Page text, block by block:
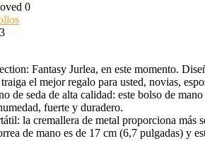
0
Fantasy Jurlea, en este momento.
el mejor regalo para usted, novias,
de seda de alta calidad: este bolso de
fuerte y duradero.
la cremallera de metal proporciona más
de mano es de 17 cm (6,7 pulgadas) y